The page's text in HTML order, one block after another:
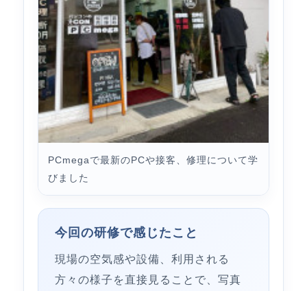
PCmegaで最新のPCや接客、修理について学
びました
今回の研修で感じたこと
現場の空気感や設備、利用される
方々の様子を直接見ることで、写真